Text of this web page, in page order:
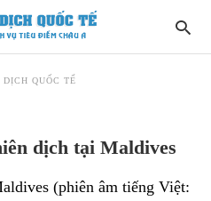
DỊCH QUỐC TẾ
dịch tại Maldives
(phiên âm tiếng Việt: